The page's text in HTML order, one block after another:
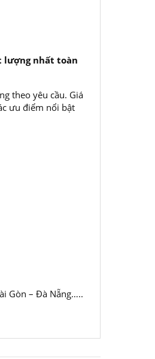
lượng nhất toàn
theo yêu cầu. Giá
ưu điểm nổi bật
Gòn – Đà Nẵng…..